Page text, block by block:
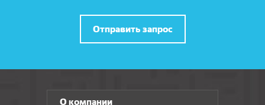
Отправить запрос
О компании